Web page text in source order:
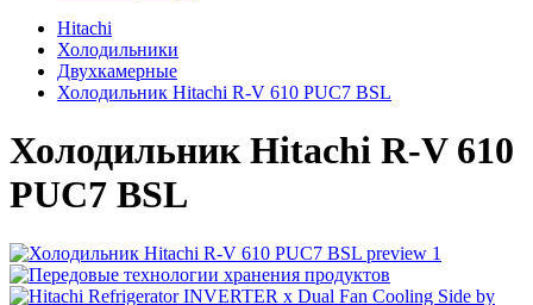
Hitachi
Холодильники
Двухкамерные
Холодильник Hitachi R-V 610 PUC7 BSL
ХолодильникHitachi R-V 610
PUC7 BSL